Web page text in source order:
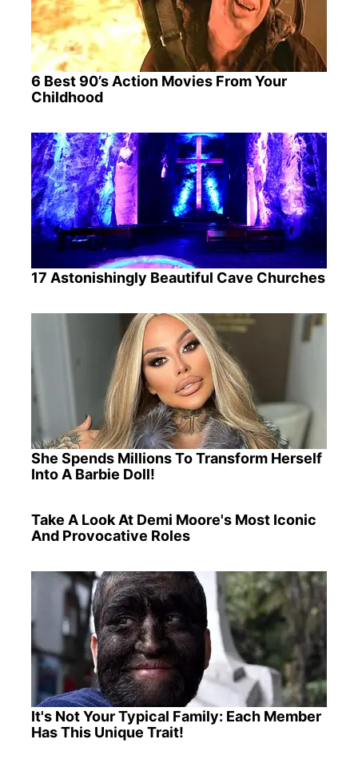
6 Best 90’s Action Movies From Your
Childhood
17 Astonishingly Beautiful Cave Churches
She Spends Millions To Transform Herself
Into A Barbie Doll!
Take A Look At Demi Moore's Most Iconic
And Provocative Roles
It's Not Your Typical Family: Each Member
Has This Unique Trait!